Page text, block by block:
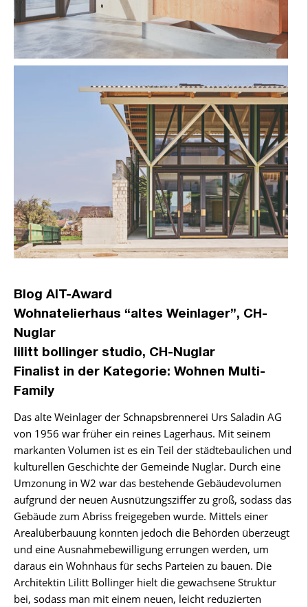
Blog AIT-Award
Wohnatelierhaus “altes Weinlager”, CH-
Nuglar
lilitt bollinger studio, CH-Nuglar
Finalist in der Kategorie: Wohnen Multi-
Family
Das alte Weinlager der Schnapsbrennerei Urs Saladin AG
von 1956 war früher ein reines Lagerhaus. Mit seinem
markanten Volumen ist es ein Teil der städtebaulichen und
kulturellen Geschichte der Gemeinde Nuglar. Durch eine
Umzonung in W2 war das bestehende Gebäudevolumen
aufgrund der neuen Ausnützungsziffer zu groß, sodass das
Gebäude zum Abriss freigegeben wurde. Mittels einer
Arealüberbauung konnten jedoch die Behörden überzeugt
und eine Ausnahmebewilligung errungen werden, um
daraus ein Wohnhaus für sechs Parteien zu bauen. Die
Architektin Lilitt Bollinger hielt die gewachsene Struktur
bei, sodass man mit einem neuen, leicht reduzierten